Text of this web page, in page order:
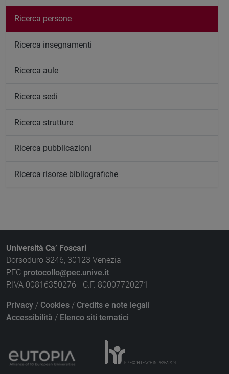
Ricerca persone
Ricerca insegnamenti
Ricerca aule
Ricerca sedi
Ricerca strutture
Ricerca pubblicazioni
Ricerca risorse bibliografiche
Università Ca’ Foscari
Dorsoduro 3246, 30123 Venezia
PEC protocollo@pec.unive.it
P.IVA 00816350276 - C.F. 80007720271
Privacy / Cookies / Credits e note legali
Accessibilità / Elenco siti tematici